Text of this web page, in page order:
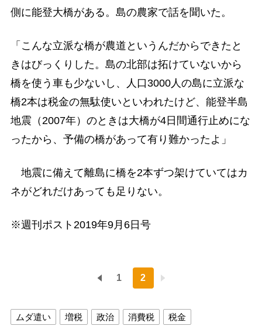
側に能登大橋がある。島の農家で話を聞いた。
「こんな立派な橋が農道というんだからできたと
きはびっくりした。島の北部は拓けていないから
橋を使う車も少ないし、人口3000人の島に立派な
橋2本は税金の無駄使いといわれたけど、能登半島
地震（2007年）のときは大橋が4日間通行止めにな
ったから、予備の橋があって有り難かったよ」
地震に備えて離島に橋を2本ずつ架けていてはカ
ネがどれだけあっても足りない。
※週刊ポスト2019年9月6日号
1 2
ムダ遣い 増税 政治 消費税 税金